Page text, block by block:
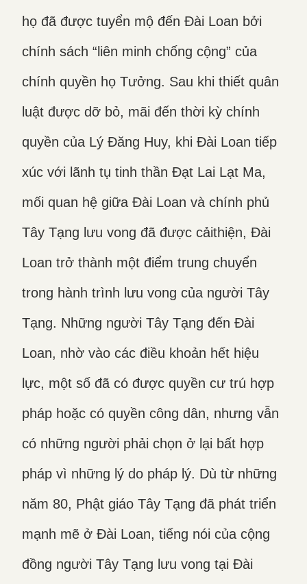
họ đã được tuyển mộ đến Đài Loan bởi
chính sách “liên minh chống cộng” của
chính quyền họ Tưởng. Sau khi thiết quân
luật được dỡ bỏ, mãi đến thời kỳ chính
quyền của Lý Đăng Huy, khi Đài Loan tiếp
xúc với lãnh tụ tinh thần Đạt Lai Lạt Ma,
mối quan hệ giữa Đài Loan và chính phủ
Tây Tạng lưu vong đã được cảithiện, Đài
Loan trở thành một điểm trung chuyển
trong hành trình lưu vong của người Tây
Tạng. Những người Tây Tạng đến Đài
Loan, nhờ vào các điều khoản hết hiệu
lực, một số đã có được quyền cư trú hợp
pháp hoặc có quyền công dân, nhưng vẫn
có những người phải chọn ở lại bất hợp
pháp vì những lý do pháp lý. Dù từ những
năm 80, Phật giáo Tây Tạng đã phát triển
mạnh mẽ ở Đài Loan, tiếng nói của cộng
đồng người Tây Tạng lưu vong tại Đài